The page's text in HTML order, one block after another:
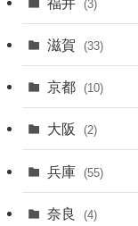
(3)
滋賀 (33)
京都 (10)
大阪 (2)
兵庫 (55)
奈良 (4)